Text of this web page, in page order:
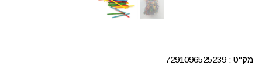
מק"ט : 7291096525239